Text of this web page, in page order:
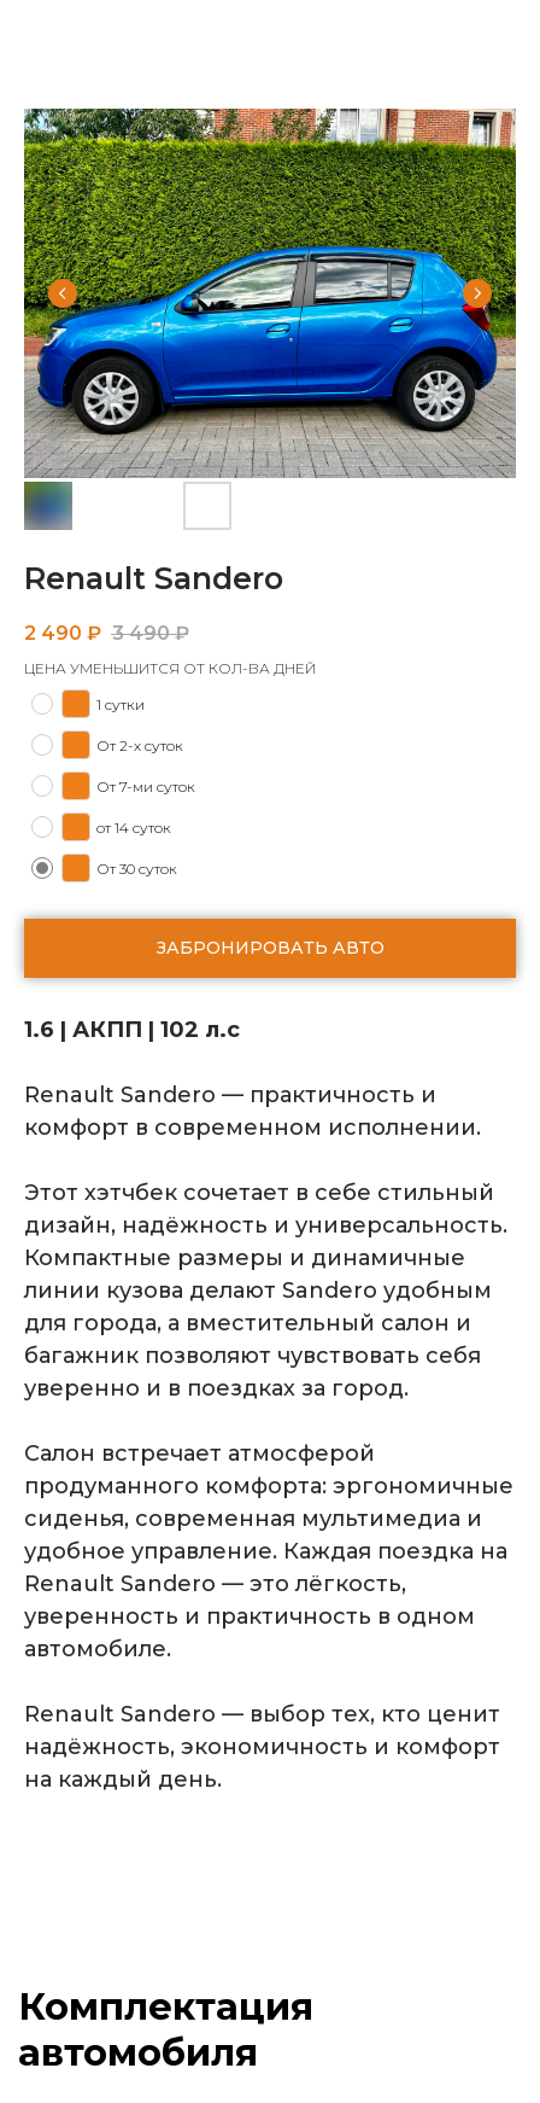
Renault Sandero
2 490 ₽ 3 490 ₽
ЦЕНА УМЕНЬШИТСЯ ОТ КОЛ-ВА ДНЕЙ
1 сутки
От 2-х суток
От 7-ми суток
от 14 суток
От 30 суток
ЗАБРОНИРОВАТЬ АВТО
1.6 | АКПП | 102 л.с
Renault Sandero — практичность и
комфорт в современном исполнении.
Этот хэтчбек сочетает в себе стильный
дизайн, надёжность и универсальность.
Компактные размеры и динамичные
линии кузова делают Sandero удобным
для города, а вместительный салон и
багажник позволяют чувствовать себя
уверенно и в поездках за город.
Салон встречает атмосферой
продуманного комфорта: эргономичные
сиденья, современная мультимедиа и
удобное управление. Каждая поездка на
Renault Sandero — это лёгкость,
уверенность и практичность в одном
автомобиле.
Renault Sandero — выбор тех, кто ценит
надёжность, экономичность и комфорт
на каждый день.
автомобиля